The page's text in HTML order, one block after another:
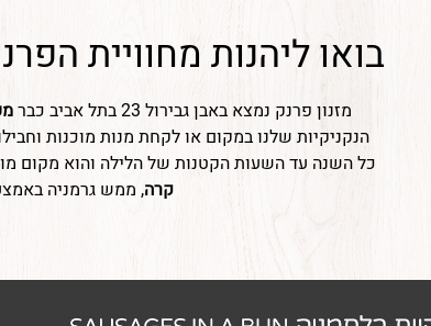
בואו ליהנות מחוויית
מזנון פרנק נמצא באבן גבירול 23 בתל אביב כבר
הנקניקיות שלנו במקום או לקחת מנות מוכנות
כל השנה עד השעות הקטנות של הלילה והוא מקום
קרה, ממש גרמניה